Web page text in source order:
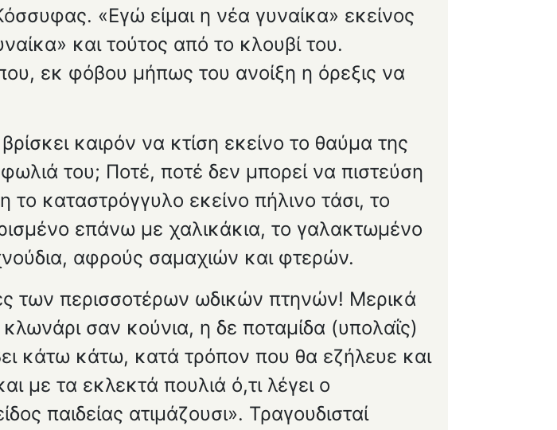
«Εγώ είμαι η νέα γυναίκα» εκείνος
και τούτος από το κλουβί του.
εκ φόβου μήπως του ανοίξη η όρεξις να
καιρόν να κτίση εκείνο το θαύμα της
του; Ποτέ, ποτέ δεν μπορεί να πιστεύση
το καταστρόγγυλο εκείνο πήλινο τάσι, το
επά­νω με χαλικάκια, το γαλακτωμένο
αφρούς σαμαχιών και φτερών.
των περισσοτέρων ωδικών πτηνών! Μερικά
σαν κούνια, η δε ποταμίδα (υπολαΐς)
κάτω κάτω, κατά τρόπον που θα εζήλευε και
με τα εκλεκτά πουλιά ό,τι λέγει ο
παιδείας ατιμάζουσι». Τραγουδισταί